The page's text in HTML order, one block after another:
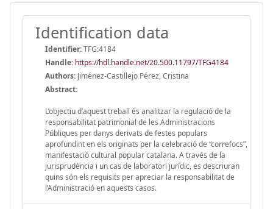
Identification data
Identifier:TFG:4184
Handle: https://hdl.handle.net/20.500.11797/TFG4184
Authors: Jiménez-Castillejo Pérez, Cristina
Abstract:
L’objectiu d’aquest treball és analitzar la regulació de la
responsabilitat patrimonial de les Administracions
Públiques per danys derivats de festes populars
aprofundint en els originats per la celebració de “correfocs”,
manifestació cultural popular catalana. A través de la
jurisprudència i un cas de laboratori jurídic, es descriuran
quins són els requisits per apreciar la responsabilitat de
l’Administració en aquests casos.